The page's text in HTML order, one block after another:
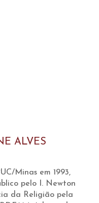
ALVES
Minas em 1993,
pelo I. Newton
da Religião pela